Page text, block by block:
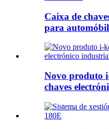
Caixa de
para
Novo produto
chaves